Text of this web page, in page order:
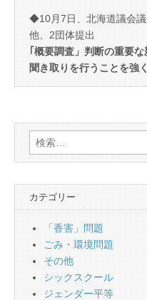
◆10月7日、北海道議会
他、2団体提出
｢概要調査」判断の重要
聞き取りを行うことを強
検
索:
カテゴリー
「香害」問題
ごみ・環境問題
その他
シックスクール
ジェンダー平等